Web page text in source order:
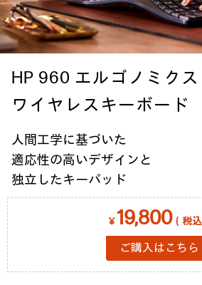
HP 960 エルゴノミクス
ワイヤレスキーボード
人間工学に基づいた
適応性の高いデザインと
独立したキーパッド
￥19,800（税込
ご購入はこちら